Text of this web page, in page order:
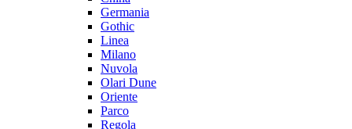
Germania
Gothic
Linea
Milano
Nuvola
Olari Dune
Oriente
Parco
Regola